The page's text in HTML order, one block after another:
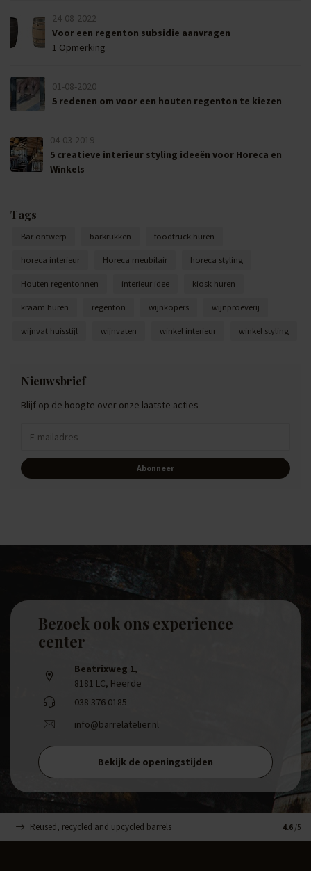
24-08-2022
Voor een regenton subsidie aanvragen
1 Opmerking
01-08-2020
5 redenen om voor een houten regenton te kiezen
04-03-2019
5 creatieve interieur styling ideeën voor Horeca en
Winkels
Tags
Bar ontwerp barkrukken foodtruck huren
horeca interieur Horeca meubilair horeca styling
Houten regentonnen interieur idee kiosk huren
kraam huren regenton wijnkopers wijnproeverij
wijnvat huisstijl wijnvaten winkel interieur winkel styling
Nieuwsbrief
Blijf op de hoogte over onze laatste acties
Abonneer
Bezoek ook ons experience
center
Beatrixweg 1,
8181 LC, Heerde
038 376 0185
info@barrelatelier.nl
Bekijk de openingstijden
Reused, recycled and upcycled barrels 4.6 /5